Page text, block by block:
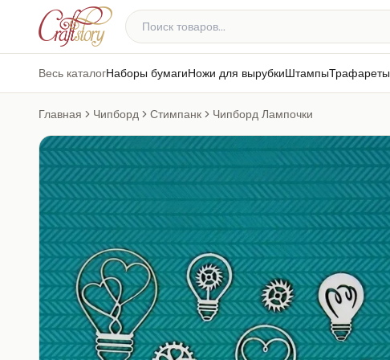
Весь каталогНаборы бумагиНожи для вырубкиШтампыТрафареты
Главная Чипборд Стимпанк Чипборд Лампочки